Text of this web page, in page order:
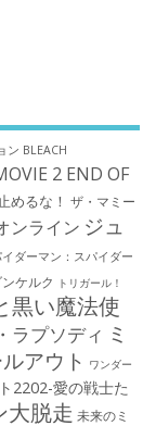
ン BLEACH
2 END OF
めるな！ ザ・マミー
ンライン ジュ
イダーマン：スパイダー
ケルク トリガール！
黒い魔法使
ラプソディ ミ
アウト ワンダー
2202-愛の戦士た
大脱走 未来のミ